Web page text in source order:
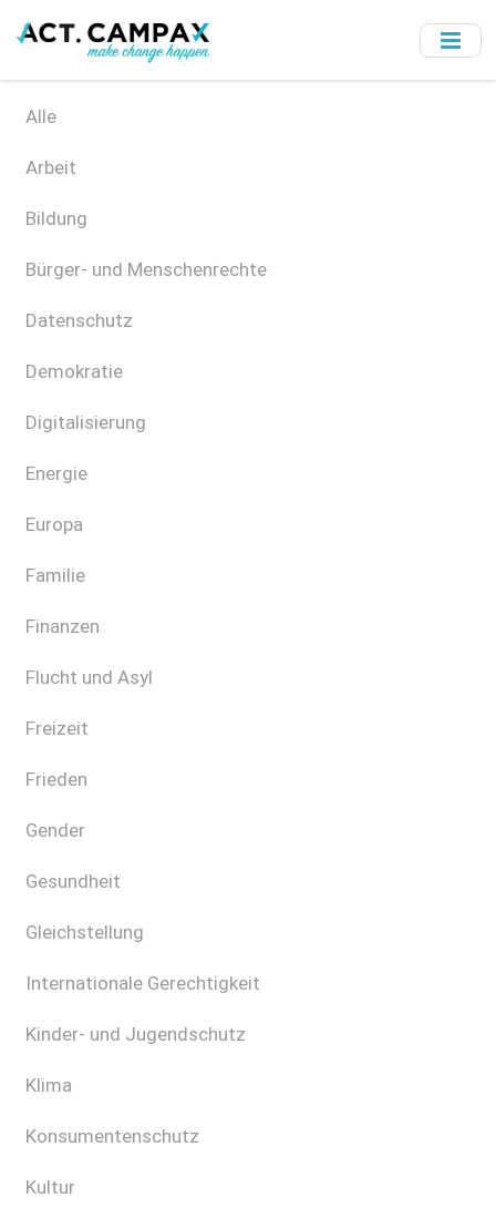
to
Alle
Arbeit
Bildung
Bürger- und Menschenrechte
Datenschutz
Demokratie
Digitalisierung
Energie
Europa
Familie
Finanzen
Flucht und Asyl
Freizeit
Frieden
Gender
Gesundheit
Gleichstellung
Internationale Gerechtigkeit
Kinder- und Jugendschutz
Klima
Konsumentenschutz
Kultur